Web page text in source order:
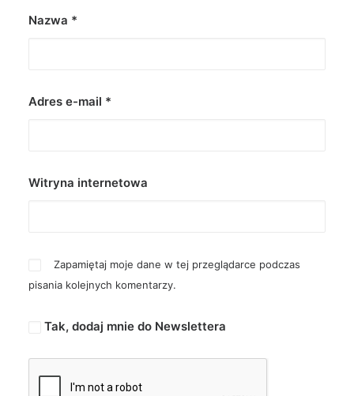
Nazwa *
Adres e-mail *
Witryna internetowa
Zapamiętaj moje dane w tej przeglądarce podczas
pisania kolejnych komentarzy.
Tak, dodaj mnie do Newslettera